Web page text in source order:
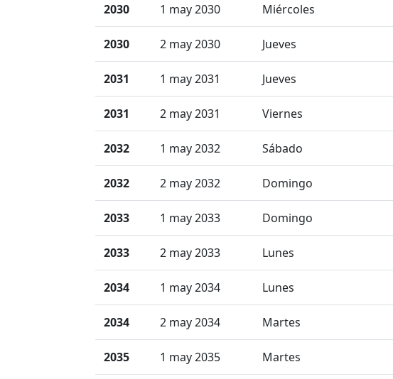
2030 1 may 2030 Miércoles
2030 2 may 2030 Jueves
2031 1 may 2031 Jueves
2031 2 may 2031 Viernes
2032 1 may 2032 Sábado
2032 2 may 2032 Domingo
2033 1 may 2033 Domingo
2033 2 may 2033 Lunes
2034 1 may 2034 Lunes
2034 2 may 2034 Martes
2035 1 may 2035 Martes